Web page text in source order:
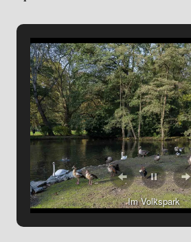
Im Volkspark
Als wir den Volksgarten dann